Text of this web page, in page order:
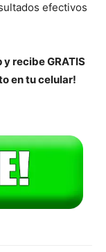
efectivos
recibe GRATIS
en tu celular!